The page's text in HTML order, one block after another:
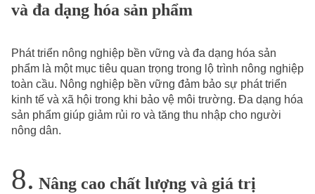
và đa dạng hóa sản phẩm
Phát triển nông nghiệp bền vững và đa dạng hóa sản
phẩm là một mục tiêu quan trọng trong lộ trình nông nghiệp
toàn cầu. Nông nghiệp bền vững đảm bảo sự phát triển
kinh tế và xã hội trong khi bảo vệ môi trường. Đa dạng hóa
sản phẩm giúp giảm rủi ro và tăng thu nhập cho người
nông dân.
Nâng cao chất lượng và giá trị